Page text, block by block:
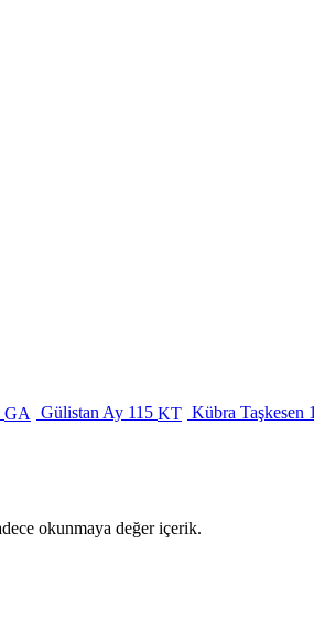
GA Gülistan Ay 115 KT Kübra Taşkesen
okunmaya değer içerik.